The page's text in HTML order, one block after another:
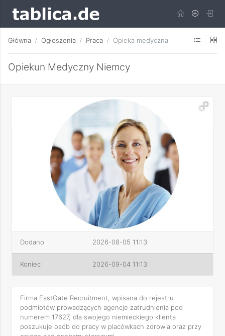
Główna Ogłoszenia Praca Opieka medyczna
Opiekun Medyczny Niemcy
Dodano 2026-08-05 11:13
Koniec 2026-09-04 11:13
Firma EastGate Recruitment, wpisana do rejestru
podmiotów prowadzących agencje zatrudnienia pod
numerem 17627, dla swojego niemieckiego klienta
poszukuje osób do pracy w placówkach zdrowia oraz przy